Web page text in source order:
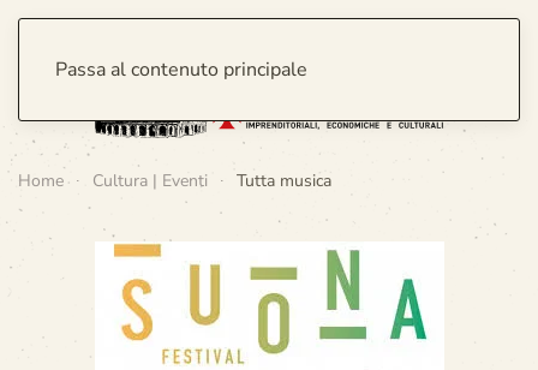
Passa al contenuto principale
Home Cultura | Eventi Tutta musica